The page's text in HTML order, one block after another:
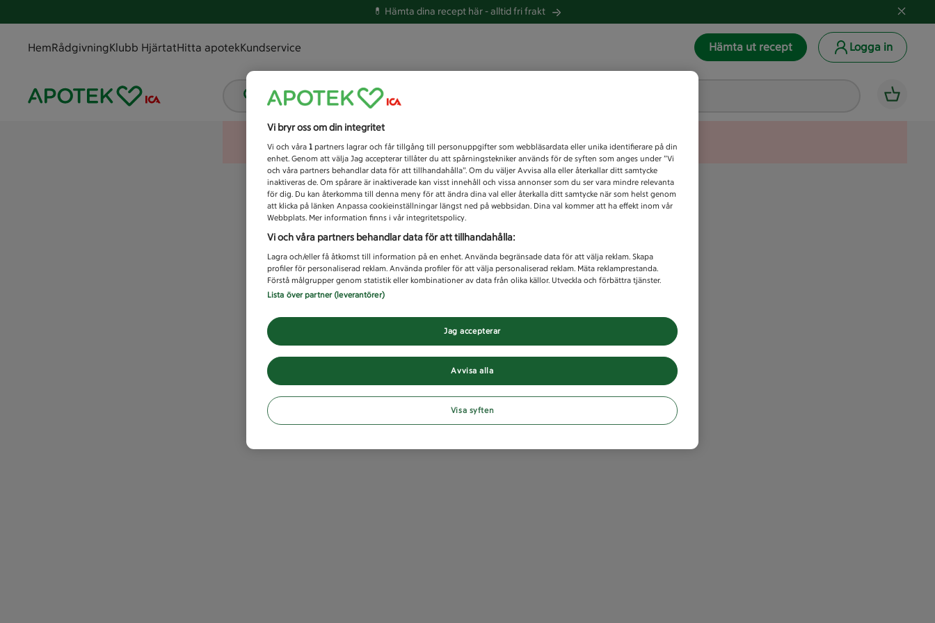
💊 Hämta dina recept här -alltid fri frakt
HemRådgivningKlubb HjärtatHitta apotekKundservice Hämta ut recept Logga in
Vad letar du efter idag?
Unknown error
Vi bryr oss om din integritet
Vi och våra 1 partners lagrar och får tillgång till personuppgifter som webbläsardata eller unika identifierare på din
enhet. Genom att välja Jag accepterar tillåter du att spårningstekniker används för de syften som anges under ”Vi
och våra partners behandlar data för att tillhandahålla”. Om du väljer Avvisa alla eller återkallar ditt samtycke
inaktiveras de. Om spårare är inaktiverade kan visst innehåll och vissa annonser som du ser vara mindre relevanta
för dig. Du kan återkomma till denna meny för att ändra dina val eller återkalla ditt samtycke när som helst genom
att klicka på länken Anpassa cookieinställningar längst ned på webbsidan. Dina val kommer att ha effekt inom vår
Webbplats. Mer information finns i vår integritetspolicy.
Vi och våra partners behandlar data för att tillhandahålla:
Lagra och/eller få åtkomst till information på en enhet. Använda begränsade data för att välja reklam. Skapa
profiler för personaliserad reklam. Använda profiler för att välja personaliserad reklam. Mäta reklamprestanda.
Förstå målgrupper genom statistik eller kombinationer av data från olika källor. Utveckla och förbättra tjänster.
Lista över partner (leverantörer)
Avvisa alla
Jag accepterar
Visa syften